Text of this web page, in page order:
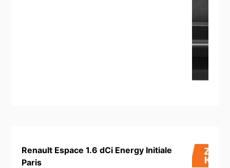
Renault Espace 1.6 dCi Energy Initiale
Paris